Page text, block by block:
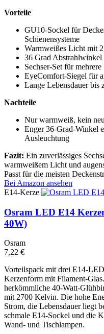
Vorteile
GU10-Sockel für
Schienensysteme
Warmweißes Licht mit
36 Grad
Sechser-Set für
EyeComfort-Siegel für
Lange Lebensdauer bis
Nachteile
Nur warmweiß, kein
Enger 36-Grad-Winkel
Ausleuchtung
Fazit: Ein zuverlässiges
warmweißem Licht und
Passt für die meisten
Bei Amazon ansehen
E14-Kerze
Osram LED E14
40W)
Osram
7,22 €
Vorteilspack mit drei E14-
Kerzenform mit Filament-
herkömmliche 40-Watt-
mit 2700 Kelvin. Die hohe
Strom, die Lebensdauer liegt
schmale E14-Sockel und die
Wand- und Tischlampen.